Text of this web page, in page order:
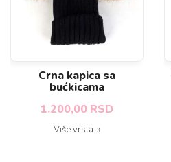
Crna kapica sa
bućkicama
1.200,00 RSD
Više vrsta